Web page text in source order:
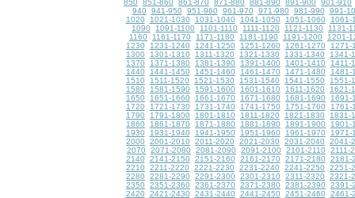
850
851-860 861-870 871-880 881-890 891-900
901-910
940
941-950 951-960 961-970 971-980 981-990
991-
1020
1021-1030 1031-1040 1041-1050 1051-1060
1061-
1090
1091-1100 1101-1110 1111-1120 1121-1130
1131-
1160
1161-1170 1171-1180 1181-1190 1191-1200
1201-
1230
1231-1240 1241-1250 1251-1260 1261-1270
1271-
1300
1301-1310 1311-1320 1321-1330 1331-1340
1341-
1370
1371-1380 1381-1390 1391-1400 1401-1410
1411-
1440
1441-1450 1451-1460 1461-1470 1471-1480
1481-
1510
1511-1520 1521-1530 1531-1540 1541-1550
1551-
1580
1581-1590 1591-1600 1601-1610 1611-1620
1621-
1650
1651-1660 1661-1670 1671-1680 1681-1690
1691-
1720
1721-1730 1731-1740 1741-1750 1751-1760
1761-
1790
1791-1800 1801-1810 1811-1820 1821-1830
1831-
1860
1861-1870 1871-1880 1881-1890 1891-1900
1901-
1930
1931-1940 1941-1950 1951-1960 1961-1970
1971-
2000
2001-2010 2011-2020 2021-2030 2031-2040
2041-
2070
2071-2080 2081-2090 2091-2100 2101-2110
2111-
2140
2141-2150 2151-2160 2161-2170 2171-2180
2181-
2210
2211-2220 2221-2230 2231-2240 2241-2250
2251-
2280
2281-2290 2291-2300 2301-2310 2311-2320
2321-
2350
2351-2360 2361-2370 2371-2380 2381-2390
2391-
2420
2421-2430 2431-2440 2441-2450 2451-2460
2461-